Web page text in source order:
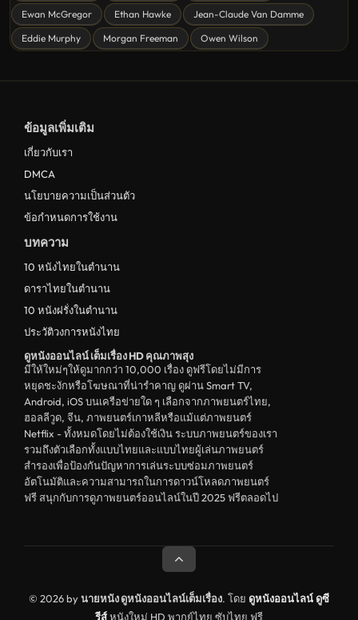
ดูหนังอนิเมชั่น Animation
ดูหนังไซไฟ Sci-Fi
ดูหนังญี่ปุ่น Japan
ดูหนังชีวประวัติ Biography
ดูหนังเกาหลีใต้ South Korea
ระทึกขวัญ
ตลก
ดูหนังจีน China
unknown
ดูหนังอีโรติก R18+ erotic
บู๊
หนังฝรั่ง
ดูหนังสารคดี Documentary
สยองขวัญ
ดูหนังอินเดีย India
ดูหนังจีนฮ่องกง Hong Kong
ดูหนังฝรั่งเศส France
Ewan McGregor
Ethan Hawke
Jean-Claude Van Damme
Eddie Murphy
Morgan Freeman Owen Wilson
ข้อมูลเพิ่มเติม
เกี่ยวกับเรา
DMCA
นโยบายความเป็นส่วนตัว
ข้อกำหนดการใช้งาน
บทความ
10 หนังไทยในตำนาน
ดาราไทยในตำนาน
10 หนังฝรั่งในตำนาน
ประวัติวงการหนังไทย
ดูหนังออนไลน์ เต็มเรื่อง HD คุณภาพสุง
มีให้ใหม่ๆให้ดูมากกว่า 10,000 เรื่อง ดูฟรีโดยไม่มีการ
หยุดชะงักหรือโฆษณาที่น่ารำคาญ ดูผ่าน Smart TV,
Android, iOS บนเครือข่ายใด ๆ เลือกจากภาพยนตร์ไทย,
ฮอลลีวูด, จีน, ภาพยนตร์เกาหลีหรือแม้แต่ภาพยนตร์
Netflix - ทั้งหมดโดยไม่ต้องใช้เงิน ระบบภาพยนตร์ของเรา
รวมถึงตัวเลือกทั้งแบบไทยและแบบไทยผู้เล่นภาพยนตร์
สำรองเพื่อป้องกันปัญหาการเล่นระบบซ่อมภาพยนตร์
อัตโนมัติและความสามารถในการดาวน์โหลดภาพยนตร์
ฟรี สนุกกับการดูภาพยนตร์ออนไลน์ในปี 2025 ฟรีตลอดไป
© 2026 byนายหนัง ดูหนังออนไลน์เต็มเรื่อง. โดย ดูหนังออนไลน์ ดูซี
รีส์หนังใหม่ HD พากย์ไทย ซับไทย ฟรี